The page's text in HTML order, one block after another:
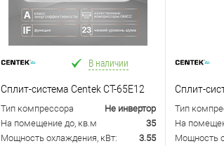
В наличии
Сплит-система Centek CT-65E12
Тип компрессора
Не инвертор
На помещение до, кв.м
35
Мощность охлаждения, кВт:
3.55
Сплит-
Тип
На
Мощность